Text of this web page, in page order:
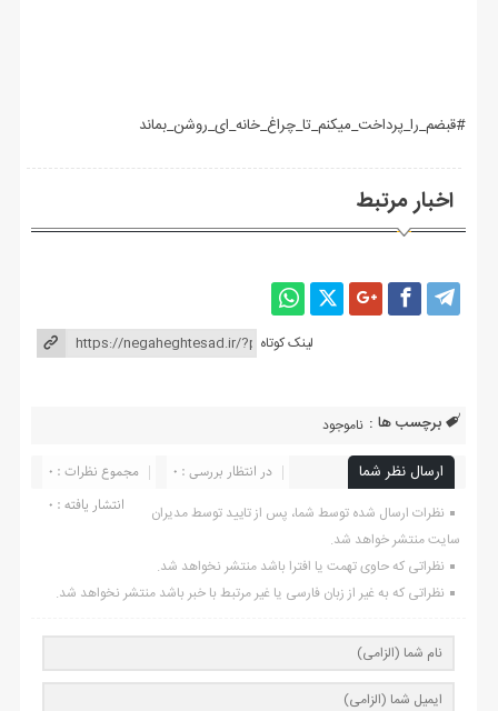
#قبضم_را_پرداخت_میکنم_تا_چراغ_خانه_ای_روشن_بماند
اخبار مرتبط
لینک کوتاه
برچسب ها : ناموجود
ارسال نظر شما مجموع نظرات : 0
در انتظار بررسی : 0
انتشار یافته : ۰
نظرات ارسال شده توسط شما، پس از تایید توسط مدیران
سایت منتشر خواهد شد.
نظراتی که حاوی تهمت یا افترا باشد منتشر نخواهد شد.
نظراتی که به غیر از زبان فارسی یا غیر مرتبط با خبر باشد منتشر نخواهد شد.